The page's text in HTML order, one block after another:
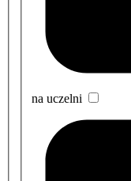
na uczelni